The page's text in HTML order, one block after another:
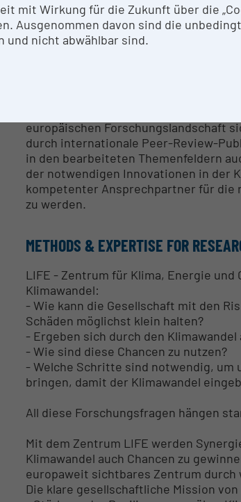
LIFE - Mag. Dr. Franz Prettenthaler,
RESEARCH SERVICES
Neben einem guten, durch
das Zentrum durch den Besitz
europäischen Forschungslandschaft
durch internationale Peer-Review-
in den bearbeiteten Themenfeldern
der notwendigen Innovationen in der
kompetenter Ansprechpartner für die
zu werden.
METHODS & EXPERTISE FOR
LIFE - Zentrum für Klima, Energie
Klimawandel:
- Wie kann die Gesellschaft mit den
Schäden möglichst klein halten?
- Ergeben sich durch den
- Wie sind diese Chancen zu nutzen?
- Welche Schritte sind notwendig, um
bringen, damit der Klimawandel
All diese Forschungsfragen hängen
Mit dem Zentrum LIFE werden
Klimawandel auch Chancen zu
europaweit sichtbares Zentrum durch
Die klare gesellschaftliche Mission
mit Wirkung für die Zukunft über die
Ausgenommen davon sind die
und nicht abwählbar sind.